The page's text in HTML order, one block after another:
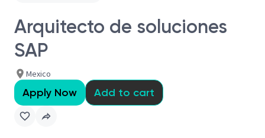
Arquitecto de soluciones
SAP
Mexico
Apply Now Add to cart